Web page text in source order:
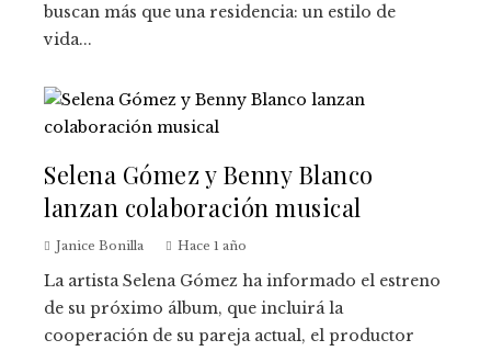
buscan más que una residencia: un estilo de
vida...
Selena Gómez y Benny Blanco
lanzan colaboración musical
Janice Bonilla Hace 1 año
La artista Selena Gómez ha informado el estreno
de su próximo álbum, que incluirá la
cooperación de su pareja actual, el productor